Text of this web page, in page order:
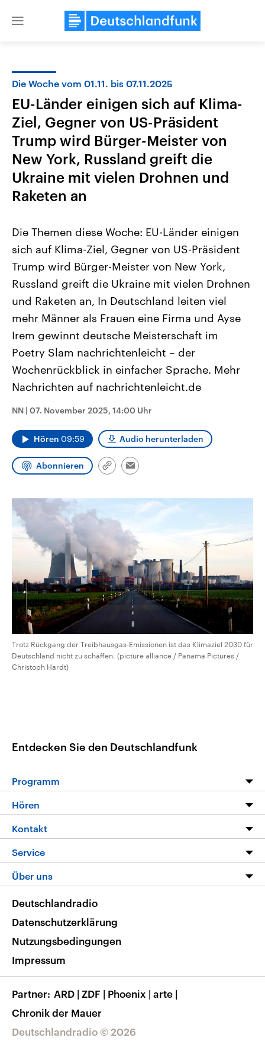
Close
Alle Informationen
Sachsen-Anhalt wählt am 6.
September 2026 einen neuen
Landtag. Seit 2021 wird das
Bundesland von einer Koalition aus
CDU, SPD und FDP regiert.-
Umfragen, Prognosen,
Wahlprogramme, aktuelle Berichte
und Hintergründe zu den Parteien
Wahl.
Hintergründe
Wirtschaftlich und
gehören die Vereinigten
den mächtigsten Ländern
mit großem Einfluss auf
aktuelle Weltgeschehen.
Sendungen Programm Podcasts
Audio-Archiv
Die Woche vom 01.11. bis 07.11.2025
EU-Länder einigen sich auf Klima-
Ziel, Gegner von US-Präsident
Trump wird Bürger-Meister von
New York, Russland greift die
Ukraine mit vielen Drohnen und
Raketen an
Die Themen diese Woche: EU-Länder einigen
sich auf Klima-Ziel, Gegner von US-Präsident
Trump wird Bürger-Meister von New York,
Russland greift die Ukraine mit vielen Drohnen
und Raketen an, In Deutschland leiten viel
mehr Männer als Frauen eine Firma und Ayse
Irem gewinnt deutsche Meisterschaft im
Poetry Slam nachrichtenleicht – der
Wochenrückblick in einfacher Sprache. Mehr
Nachrichten auf nachrichtenleicht.de
NN | 07. November 2025, 14:00 Uhr
Hören 09:59 Audio herunterladen
Abonnieren
Link
Email
Trotz Rückgang der Treibhausgas-Emissionen ist das Klimaziel 2030 für
Deutschland nicht zu schaffen. (picture alliance / Panama Pictures /
Christoph Hardt)
Entdecken Sie den Deutschlandfunk
Programm
Programm
Die Nachrichten
Nachrichtenleicht
Neue Beiträge auf dlf.de
Hören
Livestream
Podcasts
Deutschlandfunk App
Nachrichten App
Frequenzen
Kontakt
Hörerservice
Service
FAQ
Veranstaltungen
Musikliste
RSS
Über uns
Barrierefreiheit
Deutschlandradio © 2026
Deutschlandradio
Datenschutzerklärung
Nutzungsbedingungen
Impressum
Partner ARD | ZDF | Phoenix | arte |
Chronik der Mauer